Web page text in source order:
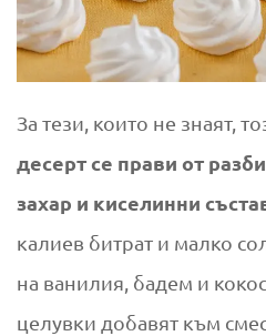
За тези, които не знаят,
десерт се прави от
захар и киселинни
калиев битрат и малко
на ванилия, бадем и
целувки добавят към